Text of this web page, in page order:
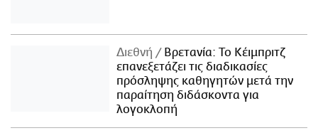
Διεθνή
Βρετανία: Το Κέιμπριτζ
επανεξετάζει τις διαδικασίες
πρόσληψης καθηγητών μετά την
παραίτηση διδάσκοντα για
λογοκλοπή